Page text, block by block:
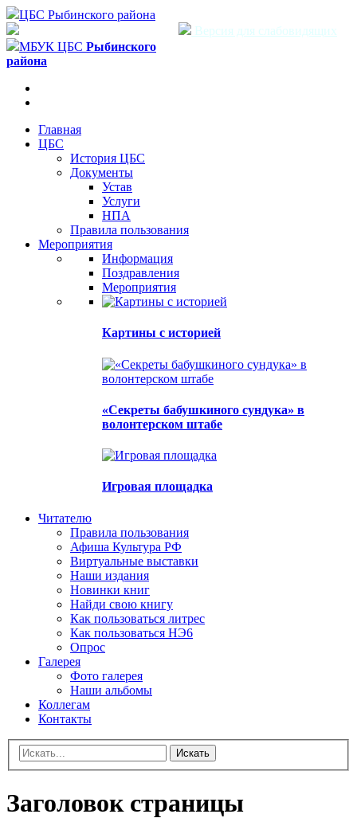
ЦБС Рыбинского района
Версия для слабовидящих
МБУК ЦБС Рыбинского
района
Главная
ЦБС
История ЦБС
Документы
Устав
Услуги
НПА
Правила пользования
Мероприятия
Информация
Поздравления
Мероприятия
Картины с историей
«Секреты бабушкиного сундука» в
волонтерском штабе
Игровая площадка
Читателю
Правила пользования
Афиша Культура РФ
Виртуальные выставки
Наши издания
Новинки книг
Найди свою книгу
Как пользоваться литрес
Как пользоваться НЭ6
Опрос
Галерея
Фото галерея
Наши альбомы
Коллегам
Контакты
Искать
Заголовок страницы